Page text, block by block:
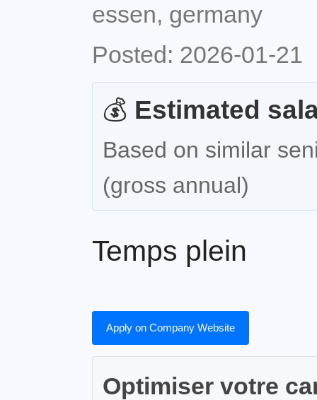
essen, germany
Posted: 2026-01-21
💰 Estimated
Based on similar
(gross annual)
Temps plein
Apply on Company Website
Optimiser votre